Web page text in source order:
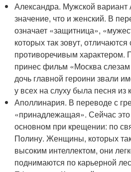
Александра. Мужской вариант
значение, что и женский. В
означает «защитница»,
которых так зовут,
противоречивым характером.
принес фильм «Москва
дочь главной героини звали
у всех на слуху была песня из
Аполлинария. В переводе с
«принадлежащая». Сейчас это
основном при крещении: по
Полину. Женщины, которых
высоким интеллектом, они
поднимаются по карьерной